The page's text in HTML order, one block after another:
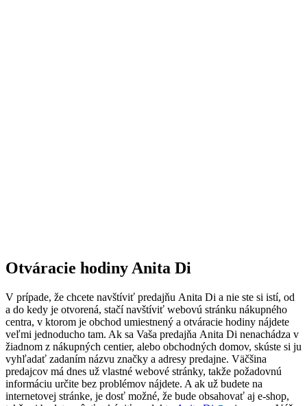
Otváracie hodiny Anita Di
V prípade, že chcete navštíviť predajňu Anita Di a nie ste si istí, od
a do kedy je otvorená, stačí navštíviť webovú stránku nákupného
centra, v ktorom je obchod umiestnený a otváracie hodiny nájdete
veľmi jednoducho tam. Ak sa Vaša predajňa Anita Di nenachádza v
žiadnom z nákupných centier, alebo obchodných domov, skúste si ju
vyhľadať zadaním názvu značky a adresy predajne. Väčšina
predajcov má dnes už vlastné webové stránky, takže požadovnú
informáciu určite bez problémov nájdete. A ak už budete na
internetovej stránke, je dosť možné, že bude obsahovať aj e-shop,